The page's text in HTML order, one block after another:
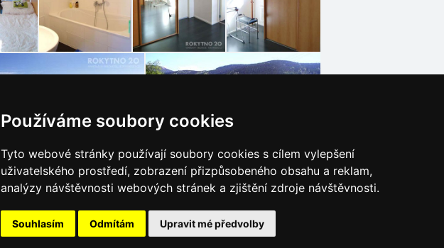
Používáme soubory cookies
Tyto webové stránky používají soubory cookies s cílem vylepšení
uživatelského prostředí, zobrazení přizpůsobeného obsahu a reklam,
analýzy návštěvnosti webových stránek a zjištění zdroje návštěvnosti.
Souhlasím Odmítám Upravit mé předvolby